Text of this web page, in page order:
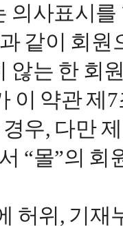
의사표시
같이 회원
않는 한 회
이 약관 제
우, 다만
“몰”의
위, 기재